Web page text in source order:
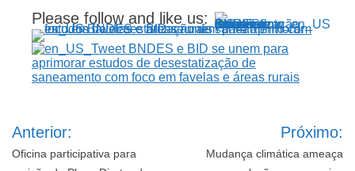
Please follow and like us:
de
Post
Anterior:
Oficina participativa para
Próximo:
Mudança climática ameaça